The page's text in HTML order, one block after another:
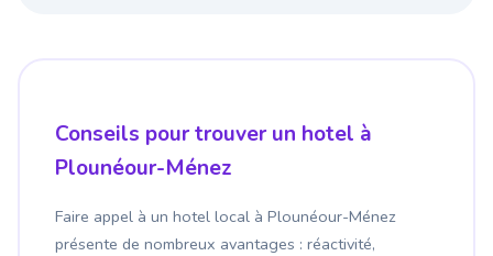
Conseils pour trouver un hotel à
Plounéour-Ménez
Faire appel à un hotel local à Plounéour-Ménez
présente de nombreux avantages : réactivité,